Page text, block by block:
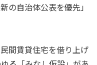
の自治体公表を優先」
間賃貸住宅を借り上げ